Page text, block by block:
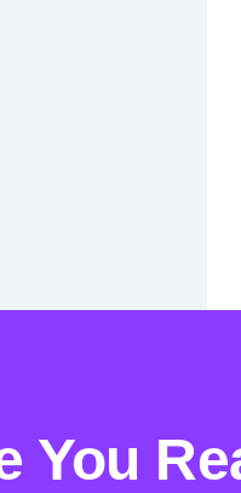
You